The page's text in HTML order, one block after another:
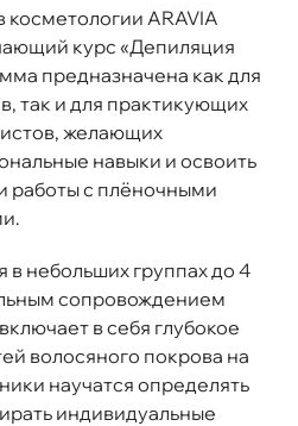
косметологии ARAVIA
курс «Депиляция
предназначена как для
так и для практикующих
желающих
навыки и освоить
работы с плёночными
небольших группах до 4
сопровождением
в себя глубокое
волосяного покрова на
научатся определять
индивидуальные